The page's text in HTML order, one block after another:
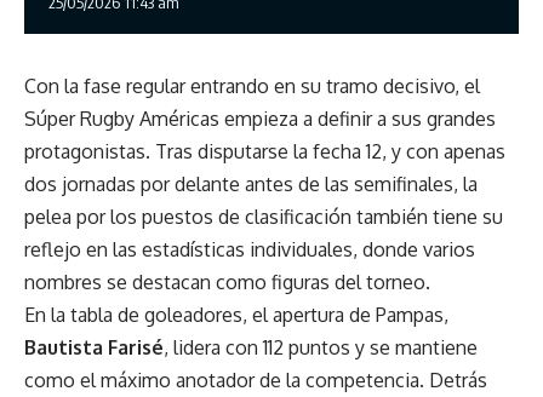
Con la fase regular entrando en su tramo decisivo, el
Súper Rugby Américas empieza a definir a sus grandes
protagonistas. Tras disputarse la fecha 12, y con apenas
dos jornadas por delante antes de las semifinales, la
pelea por los puestos de clasificación también tiene su
reflejo en las estadísticas individuales, donde varios
nombres se destacan como figuras del torneo.
En la tabla de goleadores, el apertura de Pampas,
Bautista Farisé, lidera con 112 puntos y se mantiene
como el máximo anotador de la competencia. Detrás